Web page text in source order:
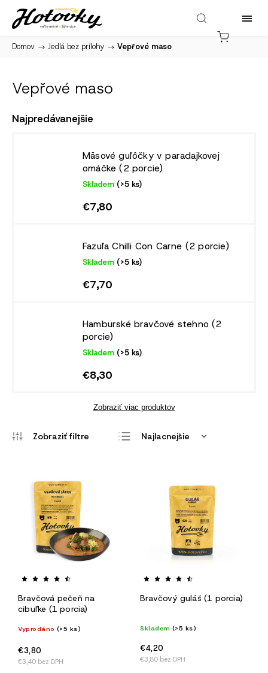
Domov / Jedlá bez prílohy / Vepřové maso
Vepřové maso
Najpredávanejšie
Mäsové guľôčky v paradajkovej
omáčke (2 porcie)
Skladem (>5 ks)
€7,80
Fazuľa Chilli Con Carne (2 porcie)
Skladem (>5 ks)
€7,70
Hamburské bravčové stehno (2
porcie)
Skladem (>5 ks)
€8,30
Zobraziť viac produktov
Najlacnejšie
Abecedne
Bravčová pečeň na
cibuľke (1 porcia)
Vyprodáno (>5 ks)
€3,40 bez DPH
€3,80
Bravčový guláš (1 porcia)
Skladem (>5 ks)
€3,80 bez DPH
€4,20